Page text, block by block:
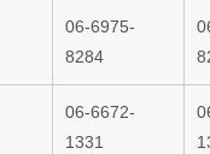
06-6975-
8284
06-6672-
1331